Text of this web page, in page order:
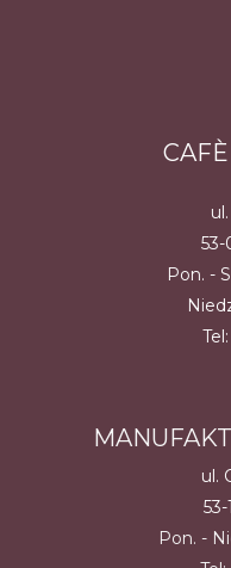
53-
Pon. -
Tel:
ul.
Pon. -